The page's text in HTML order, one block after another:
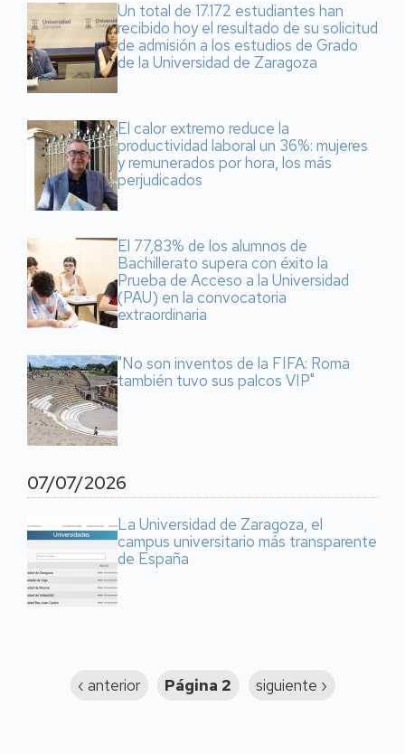
Un total de 17.172 estudiantes han
recibido hoy el resultado de su solicitud
de admisión a los estudios de Grado
de la Universidad de Zaragoza
El calor extremo reduce la
productividad laboral un 36%: mujeres
y remunerados por hora, los más
perjudicados
El 77,83% de los alumnos de
Bachillerato supera con éxito la
Prueba de Acceso a la Universidad
(PAU) en la convocatoria
extraordinaria
"No son inventos de la FIFA: Roma
también tuvo sus palcos VIP"
07/07/2026
La Universidad de Zaragoza, el
campus universitario más transparente
de España
Página
‹ anterior Página 2
Siguiente
siguiente ›